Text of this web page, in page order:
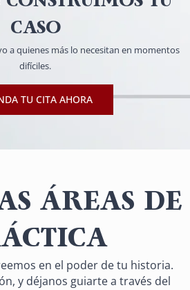
CASO
a quienes más lo necesitan en momentos
difíciles.
TU CITA AHORA
ÁREAS DE
en el poder de tu historia.
y déjanos guiarte a través del